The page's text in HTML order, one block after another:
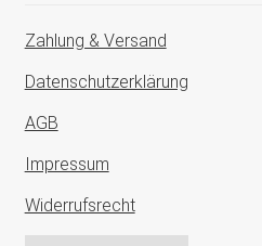
Zahlung & Versand
Datenschutzerklärung
AGB
Impressum
Widerrufsrecht